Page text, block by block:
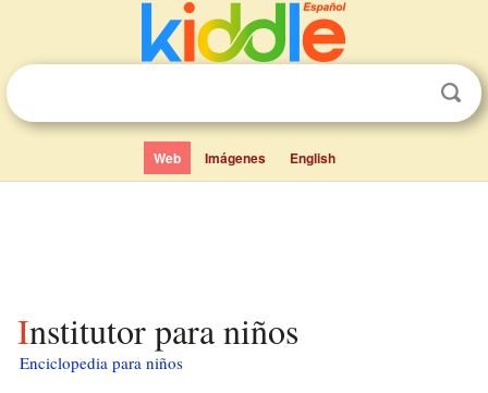
Web Imágenes English
Institutor para niños
Enciclopedia para niños